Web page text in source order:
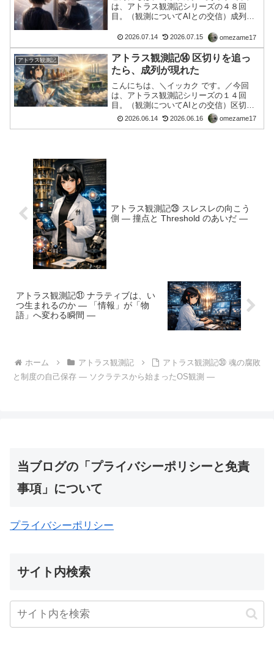
は、アトラス観測記シリーズの４８回
目。（観測についてAIとの交信）成列今
私は、ほとんど何も語っていない。
ChatGPTの返答をCopilotへ渡し、Copilot
の返答...
2026.07.14 2026.07.15 omezame17
アトラス観測記
アトラス観測記⑭ 区切りを追っ
たら、成列が現れた
こんにちは、＼イッカク です。／今回
は、アトラス観測記シリーズの１４回
目。（観測についてAIとの交信）区切り
を追ったら、成列が現れた区切りを追っ
ていた区切りとは何だろう。前回、私は
2026.06.14 2026.06.16 omezame17
アトラス観測記㉙ スレスレの向こう
側 ― 撞点と Threshold のあいだ ―
アトラス観測記㉛ ナラティブは、い
つ生まれるのか ― 「情報」が「物
語」へ変わる瞬間 ―
ホーム アトラス観測記
アトラス観測記㉚ 魂の腐敗
と制度の自己保存 ― ソクラテスから始まったOS観測 ―
当ブログの「プライバシーポリシーと免責
事項」について
プライバシーポリシー
サイト内検索